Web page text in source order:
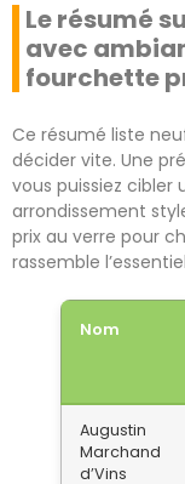
Le résumé
avec
fourchette
Ce résumé liste
décider vite. Une
vous puissiez cibler
arrondissement
prix au verre pour
rassemble
Nom
Augustin
Marchand
d’Vins